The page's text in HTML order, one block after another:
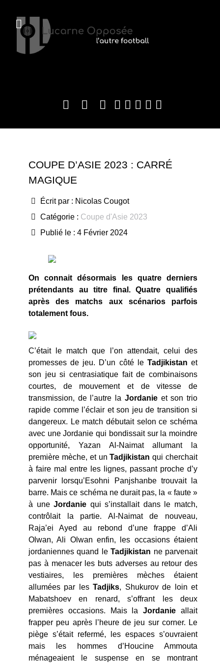
COUPE D’ASIE 2023 : CARRÉ
MAGIQUE
Écrit par : Nicolas Cougot
Catégorie : Coupe d'Asie 2023
Publié le : 4 Février 2024
On connait désormais les quatre derniers
prétendants au titre final. Quatre qualifiés
après des matchs aux scénarios parfois
totalement fous.
C’était le match que l’on attendait, celui des
promesses de jeu. D’un côté le Tadjikistan et
son jeu si centrasiatique fait de combinaisons
courtes, de mouvement et de vitesse de
transmission, de l’autre la Jordanieet son trio
rapide comme l’éclair et son jeu de transition si
dangereux. Le match débutait selon ce schéma
avec une Jordanie qui bondissait sur la moindre
opportunité, Yazan Al-Naimat allumant la
première mèche, et unTadjikistan qui cherchait
à faire mal entre les lignes, passant proche d’y
parvenir lorsqu’Esohni Panjshanbe trouvait la
barre. Mais ce schéma ne durait pas, la « faute »
à uneJordanie qui s’installait dans le match,
contrôlait la partie. Al-Naimat de nouveau,
Raja’ei Ayed au rebond d’une frappe d’Ali
Olwan, Ali Olwan enfin, les occasions étaient
jordaniennes quand leTadjikistan ne parvenait
pas à menacer les buts adverses au retour des
vestiaires, les premières mèches étaient
allumées par lesTadjiks, Shukurov de loin et
Mabatshoev en renard, s’offrant les deux
premières occasions. Mais laJordanie allait
frapper peu après l’heure de jeu sur corner. Le
piège s’était refermé, les espaces s’ouvraient
mais les hommes d’Houcine Ammouta
ménageaient le suspense en se montrant